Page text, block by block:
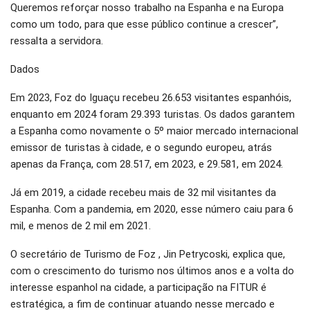
Queremos reforçar nosso trabalho na Espanha e na Europa
como um todo, para que esse público continue a crescer”,
ressalta a servidora.
Dados
Em 2023, Foz do Iguaçu recebeu 26.653 visitantes espanhóis,
enquanto em 2024 foram 29.393 turistas. Os dados garantem
a Espanha como novamente o 5º maior mercado internacional
emissor de turistas à cidade, e o segundo europeu, atrás
apenas da França, com 28.517, em 2023, e 29.581, em 2024.
Já em 2019, a cidade recebeu mais de 32 mil visitantes da
Espanha. Com a pandemia, em 2020, esse número caiu para 6
mil, e menos de 2 mil em 2021.
O secretário de Turismo de Foz , Jin Petrycoski, explica que,
com o crescimento do turismo nos últimos anos e a volta do
interesse espanhol na cidade, a participação na FITUR é
estratégica, a fim de continuar atuando nesse mercado e